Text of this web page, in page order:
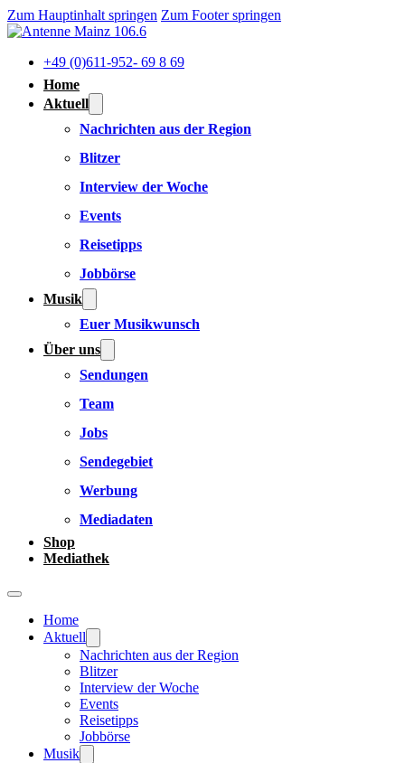
Zum Hauptinhalt springen Zum Footer springen
+49 (0)611-952- 69 8 69
Home
Aktuell
Nachrichten aus der Region
Blitzer
Interview der Woche
Events
Reisetipps
Jobbörse
Musik
Euer Musikwunsch
Über uns
Sendungen
Team
Jobs
Sendegebiet
Werbung
Mediadaten
Shop
Mediathek
Home
Aktuell
Nachrichten aus der Region
Blitzer
Interview der Woche
Events
Reisetipps
Jobbörse
Musik